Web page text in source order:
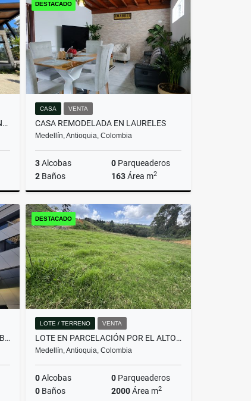
EXCLUSIVO LOTE EN LAS PALMAS: NATURALEZA Y PASIÓN EQUINA
DESTACADO
CASA VENTA
CASA REMODELADA EN LAURELES
Medellín, Antioquia, Colombia
3Alcobas 0 Parqueaderos
2 Baños 163Área m2
Venta
$750.000.000
OFICINA PARA VENTA EN _AV. EL POBLADO_CASTROPOL
DESTACADO
LOTE / TERRENO VENTA
LOTE EN PARCELACIÓN POR EL ALTO DE PALMAS CON LICENCIA
Medellín, Antioquia, Colombia
0Alcobas 0 Parqueaderos
0 Baños 2000Área m2